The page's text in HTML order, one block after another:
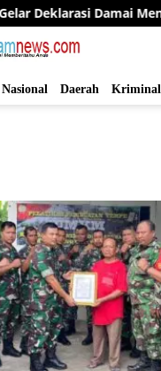
Deklarasi Damai
Nasional Daerah Kriminal